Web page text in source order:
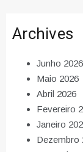
Archives
Junho 2026
Maio 2026
Abril 2026
Fevereiro
Janeiro
Dezembro